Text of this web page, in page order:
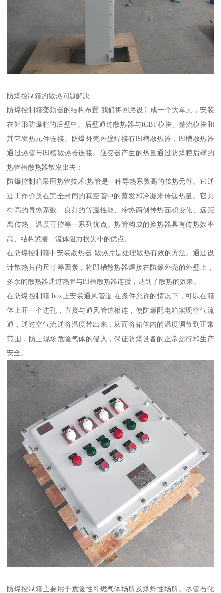
防爆控制箱的散热问题解决
防爆控制箱变频器的结构布置:我们将回路设计成一个大单元，安装
在矩形防爆腔的后壁中。后壁通过散热器与IGBT模块、整流模块和
其它发热元件连接。防爆外壳外壁焊接有凹槽散热器，凹槽散热器
通过热管与凹槽散热器连接。逆变器产生的热量通过防爆腔后壁的
热管槽散热器散发出去；
防爆控制箱采用热管技术:热管是一种导热系数高的传热元件。它通
过工作介质在完全封闭的真空管中的蒸发和冷凝来传递热量。它具
有高的导热系数、良好的等温性能、冷热两侧传热面积变化、远距
离传热、温度可控等一系列优点。热管构成的换热器具有传热效率
高、结构紧凑、流体阻力损失小的优点。
在防爆控制箱中安装散热器:散热片是处理散热有效的方法。通过设
计散热片的尺寸等因素，将凹槽散热器焊接在防爆外壳的外壁上，
多余的散热器通过热管与凹槽散热器连接，达到了散热的效果。
在防爆控制箱 box上安装通风管道:在条件允许的情况下，可以在箱
体上开一个进孔，直接与通风管道相连，使防爆配电箱实现空气流
通，通过空气流通将温度带出来，从而将箱体内的温度调节到正常
范围，防止现场危险气体的侵入，保证防爆设备的正常运行和生产
安全。
防爆控制箱主要用于危险性可燃气体场所及爆炸性场所。尽管石化